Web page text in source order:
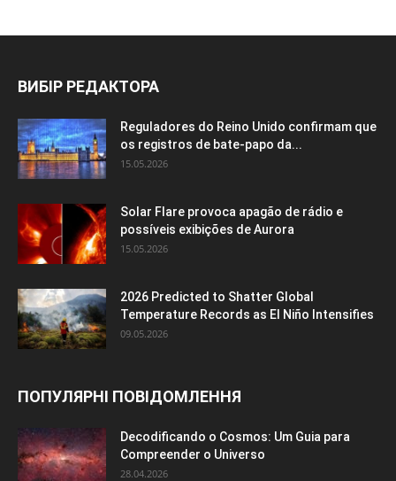
ВИБІР РЕДАКТОРА
Reguladores do Reino Unido confirmam que
os registros de bate-papo da...
15.05.2026
Solar Flare provoca apagão de rádio e
possíveis exibições de Aurora
15.05.2026
2026 Predicted to Shatter Global
Temperature Records as El Niño Intensifies
09.05.2026
ПОПУЛЯРНІ ПОВІДОМЛЕННЯ
Decodificando o Cosmos: Um Guia para
Compreender o Universo
28.04.2026